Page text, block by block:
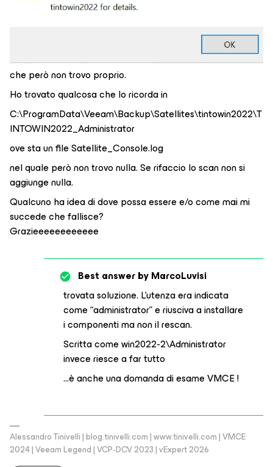
che però non trovo proprio.
Ho trovato qualcosa che lo ricorda in
C:\ProgramData\Veeam\Backup\Satellites\tintowin2022\T
INTOWIN2022_Administrator
ove sta un fileSatellite_Console.log
nel quale però non trovo nulla. Se rifaccio lo scan non si
aggiunge nulla.
Qualcuno ha idea di dove possa essere e/o come mai mi
succede che fallisce?
Grazieeeeeeeeeeee
Best answer byMarcoLuvisi
trovata soluzione. L'utenza era indicata
come “administrator” e riusciva a installare
i componenti ma non il rescan.
Scritta come win2022-2\Administrator
invece riesce a far tutto
...è anche una domanda di esame VMCE !
Alessandro Tinivelli | blog.tinivelli.com | www.tinivelli.com | VMCE
2024 | Veeam Legend | VCP-DCV 2023 | vExpert 2026